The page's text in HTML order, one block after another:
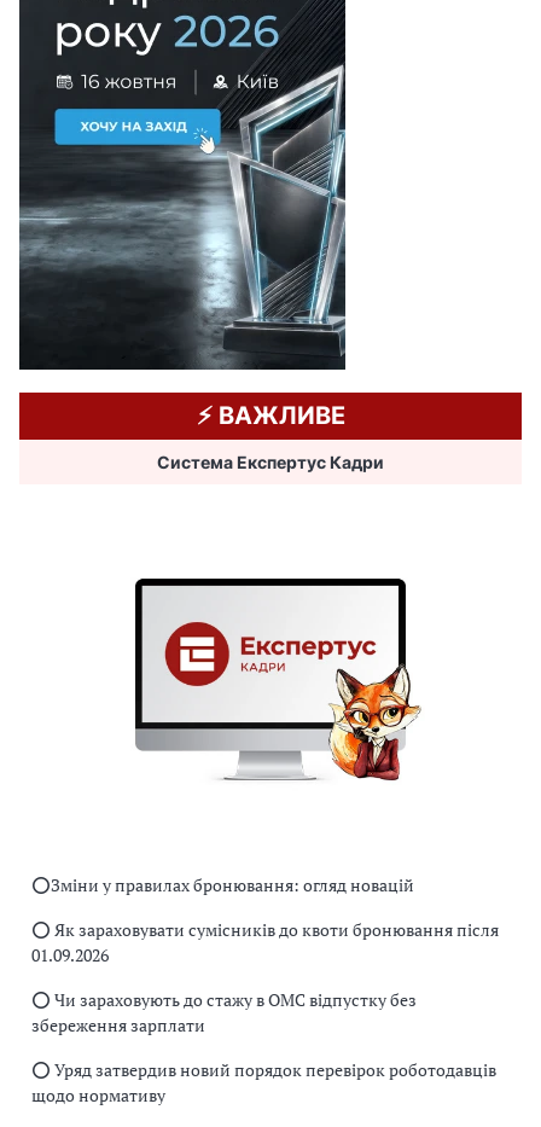
⚡️ ВАЖЛИВЕ
Система Експертус Кадри
⭕️Зміни у правилах бронювання: огляд новацій
⭕️ Як зараховувати сумісників до квоти бронювання після
01.09.2026
⭕️ Чи зараховують до стажу в ОМС відпустку без
збереження зарплати
⭕️ Уряд затвердив новий порядок перевірок роботодавців
щодо нормативу